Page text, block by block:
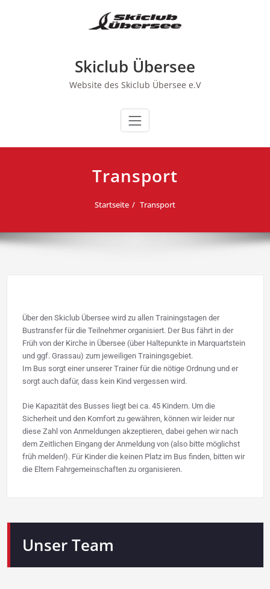
Skiclub Übersee
Website des Skiclub Übersee e.V
Transport
Startseite Transport
Über den Skiclub Übersee wird zu allen Trainingstagen der
Bustransfer für die Teilnehmer organisiert. Der Bus fährt in der
Früh von der Kirche in Übersee (über Haltepunkte in Marquartstein
und ggf. Grassau) zum jeweiligen Trainingsgebiet.
Im Bus sorgt einer unserer Trainer für die nötige Ordnung und er
sorgt auch dafür, dass kein Kind vergessen wird.
Die Kapazität des Busses liegt bei ca. 45 Kindern. Um die
Sicherheit und den Komfort zu gewähren, können wir leider nur
diese Zahl von Anmeldungen akzeptieren, dabei gehen wir nach
dem Zeitlichen Eingang der Anmeldung von (also bitte möglichst
früh melden!). Für Kinder die keinen Platz im Bus finden, bitten wir
die Eltern Fahrgemeinschaften zu organisieren.
Unser Team